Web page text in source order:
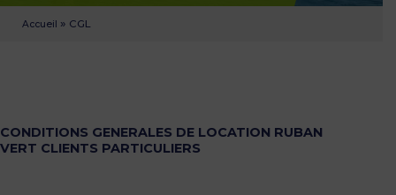
Accueil » CGL
CONDITIONS GENERALES DE LOCATION RUBAN
VERT CLIENTS PARTICULIERS